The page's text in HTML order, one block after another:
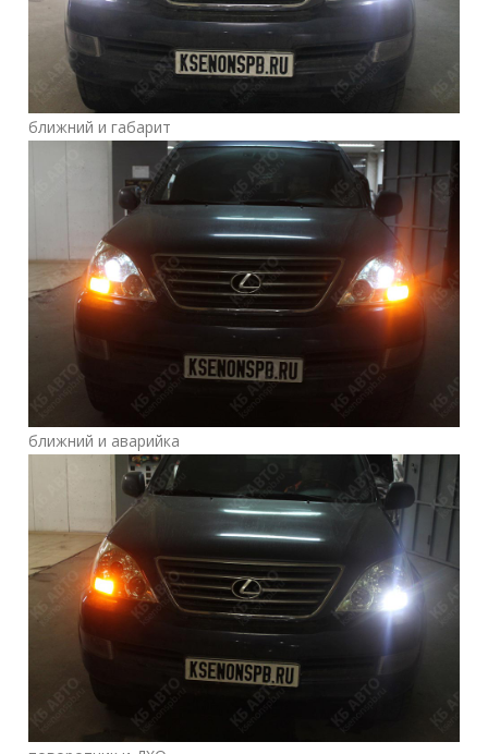
ближний и габарит
ближний и аварийка